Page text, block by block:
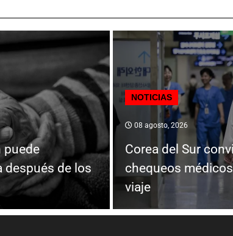
puede
después de los
NOTICIAS
08 agosto, 2026
Corea del Sur
chequeos
viaje